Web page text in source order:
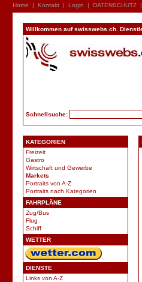
Home | Kontakt | Login | DATENSCHUTZ |
Willkommen auf swisswebs.ch.
Schnellsuche:
KATEGORIEN
Freizeit
Gastro
Wirtschaft und Gewerbe
Markets
Portraits von A-Z
Portraits nach Kategorien
FAHRPLÄNE
Zug/Bus
Flug
Schiff
WETTER
DIENSTE
Links von A-Z